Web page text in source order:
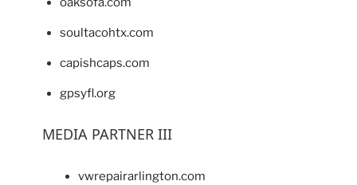
soultacohtx.com
capishcaps.com
gpsyfl.org
MEDIA PARTNER III
vwrepairarlington.com